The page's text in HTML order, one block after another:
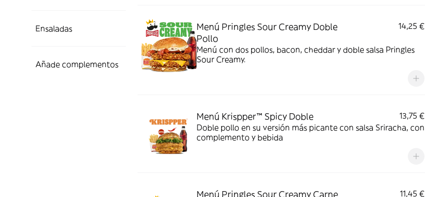
Ensaladas
Añade complementos
Menú Pringles Sour Creamy Doble
Pollo
14,25 €
Menú con dos pollos, bacon, cheddar y doble salsa Pringles
Sour Creamy.
Menú Krispper™ Spicy Doble
13,75 €
Doble pollo en su versión más picante con salsa Sriracha, con
complemento y bebida
Menú Pringles Sour Creamy Carne
11,45 €